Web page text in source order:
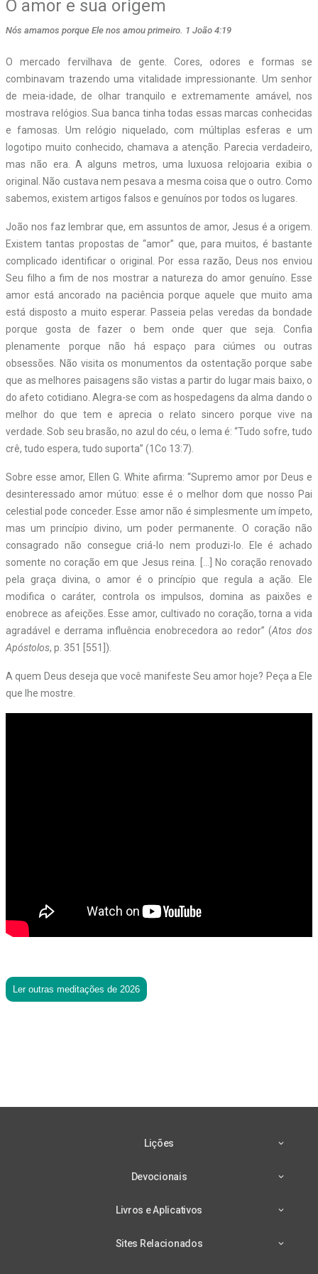
O amor e sua origem
Nós amamos porque Ele nos amou primeiro. 1 João 4:19
Omercado fervilhava de gente. Cores, odores e formas se
combinavam trazendo uma vitalidade impressionante. Um senhor
de meia-idade, de olhar tranquilo e extremamente amável, nos
mostrava relógios. Sua banca tinha todas essas marcas conhecidas
e famosas. Um relógio niquelado, com múltiplas esferas e um
logotipo muito conhecido, chamava a atenção. Parecia verdadeiro,
mas não era. A alguns metros, uma luxuosa relojoaria exibia o
original. Não custava nem pesava a mesma coisa que o outro. Como
sabemos, existem artigos falsos e genuínos por todos os lugares.
João nos faz lembrar que, em assuntos de amor, Jesus é a origem.
Existem tantas propostas de “amor” que, para muitos, é bastante
complicado identificar o original. Por essa razão, Deus nos enviou
Seu filho a fim de nos mostrar a natureza do amor genuíno. Esse
amor está ancorado na paciência porque aquele que muito ama
está disposto a muito esperar. Passeia pelas veredas da bondade
porque gosta de fazer o bem onde quer que seja. Confia
plenamente porque não há espaço para ciúmes ou outras
obsessões. Não visita os monumentos da ostentação porque sabe
que as melhores paisagens são vistas a partir do lugar mais baixo, o
do afeto cotidiano. Alegra-se com as hospedagens da alma dando o
melhor do que tem e aprecia o relato sincero porque vive na
verdade. Sob seu brasão, no azul do céu, o lema é: “Tudo sofre, tudo
crê, tudo espera, tudo suporta” (1Co 13:7).
Sobre esse amor, Ellen G. White afirma: “Supremo amor por Deus e
desinteressado amor mútuo: esse é o melhor dom que nosso Pai
celestial pode conceder. Esse amor não é simplesmente um ímpeto,
mas um princípio divino, um poder permanente. O coração não
consagrado não consegue criá-lo nem produzi-lo. Ele é achado
somente no coração em que Jesus reina. […] No coração renovado
pela graça divina, o amor é o princípio que regula a ação. Ele
modifica o caráter, controla os impulsos, domina as paixões e
enobrece as afeições. Esse amor, cultivado no coração, torna a vida
agradável e derrama influência enobrecedora ao redor” (Atos dos
Apóstolos, p. 351 [551]).
A quem Deus deseja que você manifeste Seu amor hoje? Peça a Ele
que lhe mostre.
Ler outras meditações de 2026
Lições
Devocionais
Livros e Aplicativos
Sites Relacionados